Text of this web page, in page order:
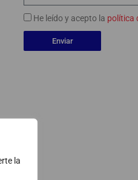
la
He leído y acepto la política
Enviar